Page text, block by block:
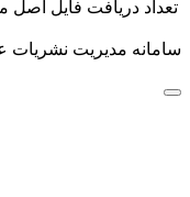
تعداد دریافت فایل اصل
سامانه مدیریت نشریات